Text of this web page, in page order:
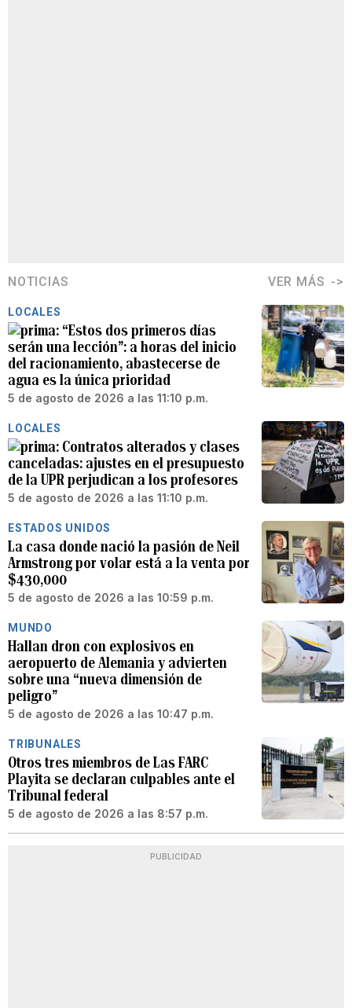
NOTICIAS VER MÁS
LOCALES
“Estos dos primeros días
serán una lección”: a horas del inicio
del racionamiento, abastecerse de
agua es la única prioridad
5 de agosto de 2026 a las 11:10 p.m.
LOCALES
Contratos alterados y clases
canceladas: ajustes en el presupuesto
de la UPR perjudican a los profesores
5 de agosto de 2026 a las 11:10 p.m.
ESTADOS UNIDOS
La casa donde nació la pasión de Neil
Armstrong por volar está a la venta por
$430,000
5 de agosto de 2026 a las 10:59 p.m.
MUNDO
Hallan dron con explosivos en
aeropuerto de Alemania y advierten
sobre una “nueva dimensión de
peligro”
5 de agosto de 2026 a las 10:47 p.m.
TRIBUNALES
Otros tres miembros de Las FARC
Playita se declaran culpables ante el
Tribunal federal
5 de agosto de 2026 a las 8:57 p.m.
PUBLICIDAD